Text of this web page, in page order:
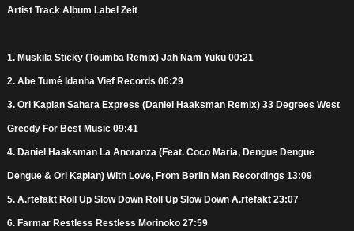
Artist Track Album Label Zeit
1. Muskila Sticky (Toumba Remix) Jah Nam Yuku 00:21
2. Abe Tumé Idanha Vief Records 06:29
3. Ori Kaplan Sahara Express (Daniel Haaksman Remix) 33 Degrees West
Greedy For Best Music 09:41
4. Daniel Haaksman La Anoranza (Feat. Coco Maria, Dengue Dengue
Dengue & Ori Kaplan) With Love, From Berlin Man Recordings 13:09
5. A.rtefakt Roll Up Slow Down Roll Up Slow Down A.rtefakt 23:07
6. Farmar Restless Restless Morinoko 27:59